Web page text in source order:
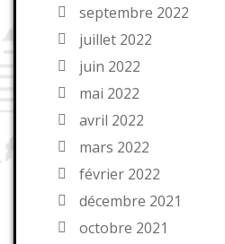
septembre 2022
juillet 2022
juin 2022
mai 2022
avril 2022
mars 2022
février 2022
décembre 2021
octobre 2021